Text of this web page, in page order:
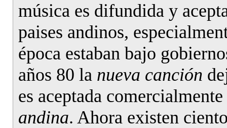
música es difundida y
paises andinos,
época estaban bajo
años 80 la nueva canción
es aceptada
andina. Ahora existen